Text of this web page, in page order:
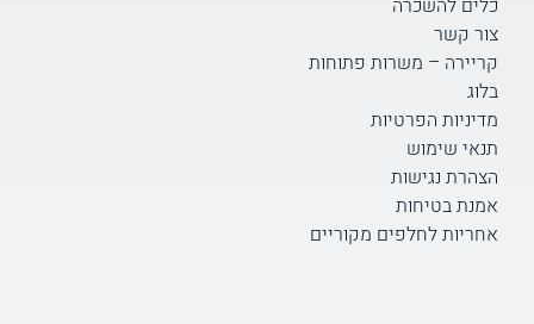
כלים להשכרה
צור קשר
קריירה – משרות פתוחות
בלוג
מדיניות הפרטיות
תנאי שימוש
הצהרת נגישות
אמנת בטיחות
אחריות לחלפים מקוריים